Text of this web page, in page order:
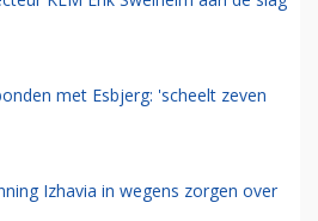
met Esbjerg: 'scheelt zeven
Izhavia in wegens zorgen over